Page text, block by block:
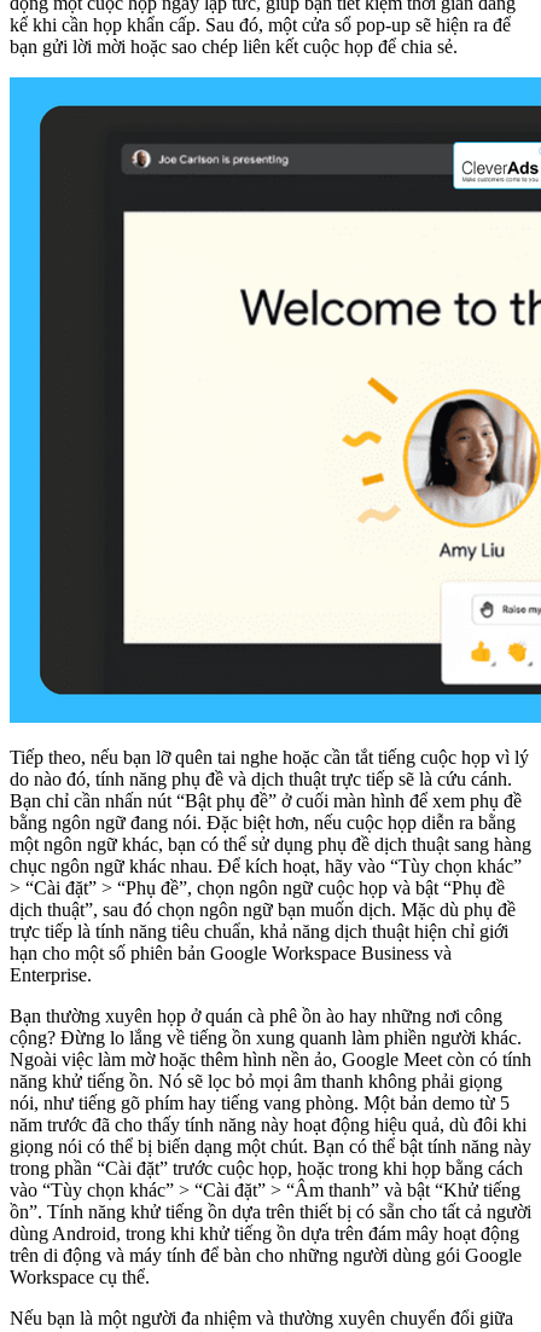
kể khi cần họp khẩn cấp. Sau đó, một cửa sổ pop-up sẽ hiện ra để
bạn gửi lời mời hoặc sao chép liên kết cuộc họp để chia sẻ.
Tiếp theo, nếu bạn lỡ quên tai nghe hoặc cần tắt tiếng cuộc họp vì lý
do nào đó, tính năng phụ đề và dịch thuật trực tiếp sẽ là cứu cánh.
Bạn chỉ cần nhấn nút “Bật phụ đề” ở cuối màn hình để xem phụ đề
bằng ngôn ngữ đang nói. Đặc biệt hơn, nếu cuộc họp diễn ra bằng
một ngôn ngữ khác, bạn có thể sử dụng phụ đề dịch thuật sang hàng
chục ngôn ngữ khác nhau. Để kích hoạt, hãy vào “Tùy chọn khác”
> “Cài đặt” > “Phụ đề”, chọn ngôn ngữ cuộc họp và bật “Phụ đề
dịch thuật”, sau đó chọn ngôn ngữ bạn muốn dịch. Mặc dù phụ đề
trực tiếp là tính năng tiêu chuẩn, khả năng dịch thuật hiện chỉ giới
hạn cho một số phiên bản Google Workspace Business và
Enterprise.
Bạn thường xuyên họp ở quán cà phê ồn ào hay những nơi công
cộng? Đừng lo lắng về tiếng ồn xung quanh làm phiền người khác.
Ngoài việc làm mờ hoặc thêm hình nền ảo, Google Meet còn có tính
năng khử tiếng ồn. Nó sẽ lọc bỏ mọi âm thanh không phải giọng
nói, như tiếng gõ phím hay tiếng vang phòng. Một bản demo từ 5
năm trước đã cho thấy tính năng này hoạt động hiệu quả, dù đôi khi
giọng nói có thể bị biến dạng một chút. Bạn có thể bật tính năng này
trong phần “Cài đặt” trước cuộc họp, hoặc trong khi họp bằng cách
vào “Tùy chọn khác” > “Cài đặt” > “Âm thanh” và bật “Khử tiếng
ồn”. Tính năng khử tiếng ồn dựa trên thiết bị có sẵn cho tất cả người
dùng Android, trong khi khử tiếng ồn dựa trên đám mây hoạt động
trên di động và máy tính để bàn cho những người dùng gói Google
Workspace cụ thể.
Nếu bạn là một người đa nhiệm và thường xuyên chuyển đổi giữa